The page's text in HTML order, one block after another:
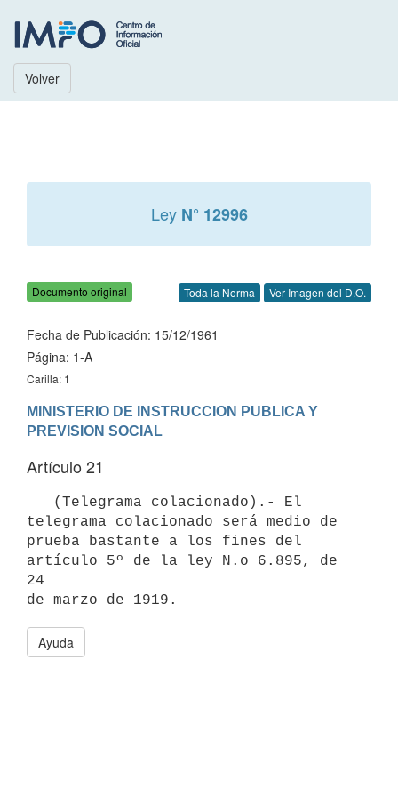
Volver
Ley N° 12996
Documento original Toda la Norma Ver Imagen del D.O.
Fecha de Publicación: 15/12/1961
Página: 1-A
Carilla: 1
MINISTERIO DE INSTRUCCION PUBLICA Y
PREVISION SOCIAL
Artículo 21
telegrama colacionado será medio de
prueba bastante a los fines del
artículo 5º de la ley N.o 6.895, de
24
Ayuda